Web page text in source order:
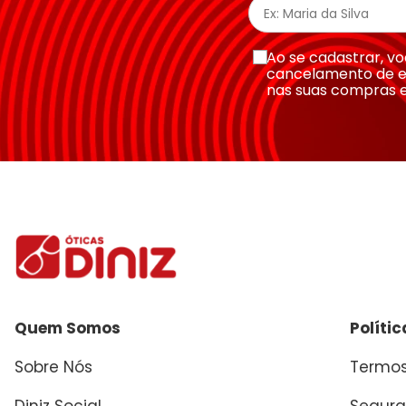
Escreva uma avaliação Ao se cadastrar,
cancelamento de
nas suas compras
Quem Somos
Sobre Nós